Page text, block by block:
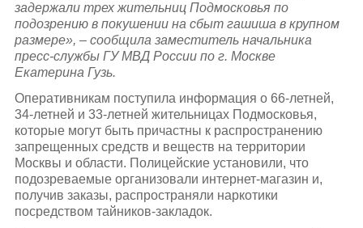
задержали трех жительниц Подмосковья по
подозрению в покушении на сбыт гашиша в крупном
размере», – сообщила заместитель начальника
пресс-службы ГУ МВД России по г. Москве
Екатерина Гузь.
Оперативникам поступила информация о 66-летней,
34-летней и 33-летней жительницах Подмосковья,
которые могут быть причастны к распространению
запрещенных средств и веществ на территории
Москвы и области. Полицейские установили, что
подозреваемые организовали интернет-магазин и,
получив заказы, распространяли наркотики
посредством тайников-закладок.